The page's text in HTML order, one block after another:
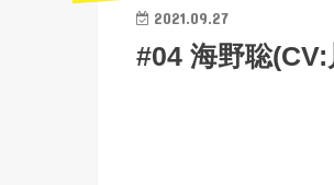
2021.09.27
#04 海野聡